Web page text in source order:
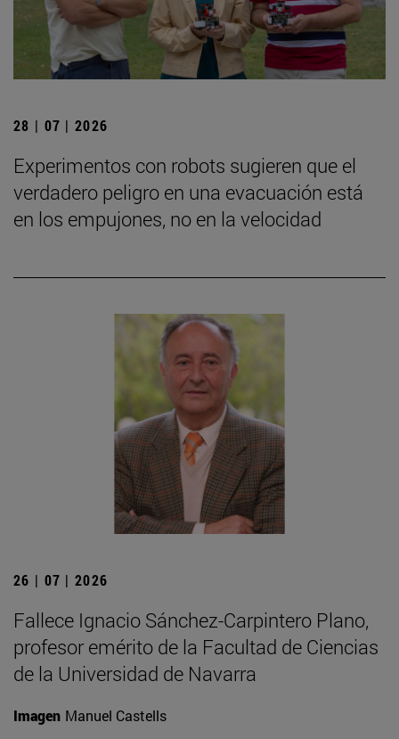
28 | 07 | 2026
Experimentos con robots sugieren que el
verdadero peligro en una evacuación está
en los empujones, no en la velocidad
26 | 07 | 2026
Fallece Ignacio Sánchez-Carpintero Plano,
profesor emérito de la Facultad de Ciencias
de la Universidad de Navarra
Imagen Manuel Castells